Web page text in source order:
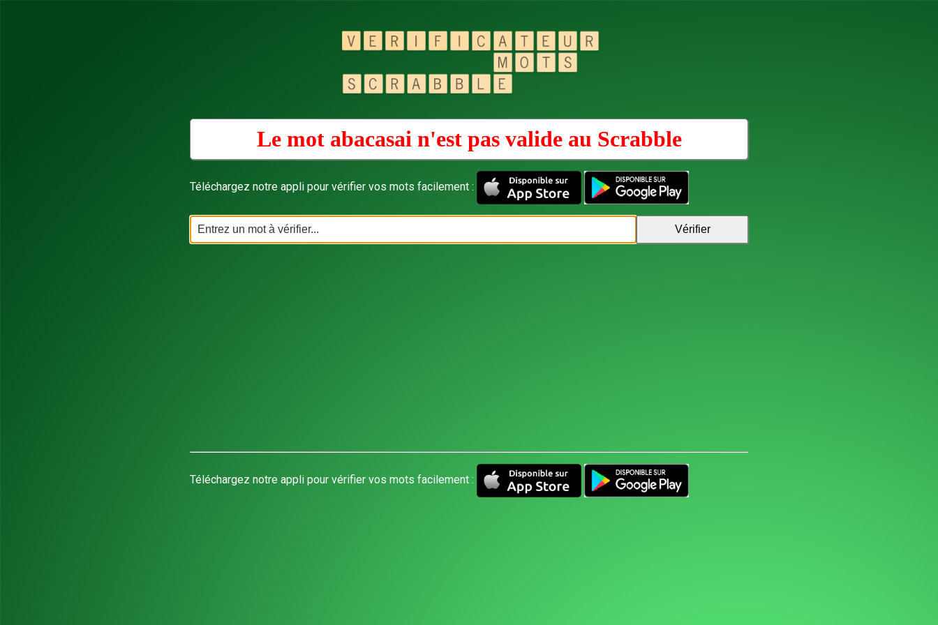
Le mot abacasai n'est pas valide au Scrabble
Téléchargez notre appli pour vérifier vos mots facilement :
Téléchargez notre appli pour vérifier vos mots facilement :